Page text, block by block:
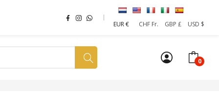
EUR €
CHF Fr. GBP £ USD $
0